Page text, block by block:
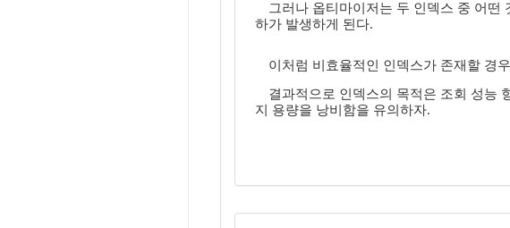
그러나 옵티마이저는 두 인덱스 중 어떤
하가 발생하게 된다.
이처럼 비효율적인 인덱스가 존재할 경
결과적으로 인덱스의 목적은 조회 성능
지 용량을 낭비함을 유의하자.